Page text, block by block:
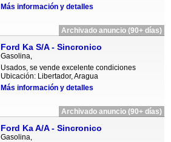
Más información y detalles
Archivado anuncio (90+ días)
Ford Ka S/A - Sincronico
Gasolina,
Usados, se vende excelente condiciones
Ubicación: Libertador, Aragua
Más información y detalles
Archivado anuncio (90+ días)
Ford Ka A/A - Sincronico
Gasolina,